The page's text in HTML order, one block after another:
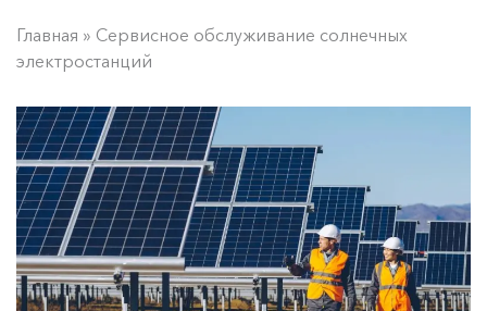
Главная » Сервисное обслуживание солнечных
электростанций